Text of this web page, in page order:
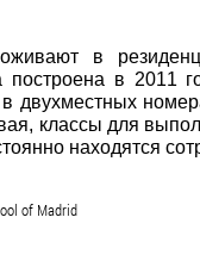
в
построена в 2011
двухместных
классы для
находятся